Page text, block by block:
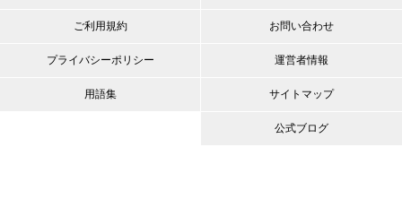
ご利用規約
プライバシーポリシー
用語集
お問い合わせ
運営者情報
サイトマップ
公式ブログ